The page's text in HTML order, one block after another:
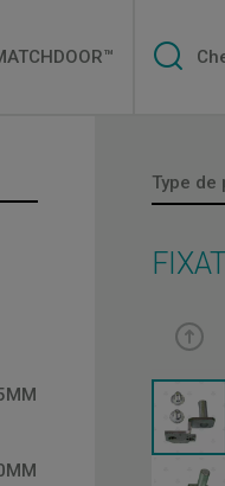
Type de